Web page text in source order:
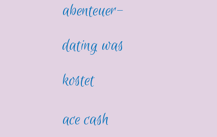
abenteuer-
dating was
kostet
ace cash